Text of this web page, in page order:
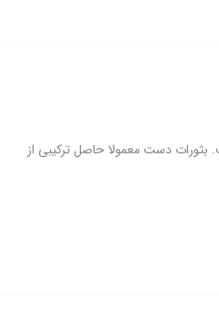
دست معمولا حاصل ترکیبی از